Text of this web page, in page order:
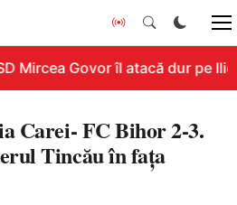
Mircea Govor îl atacă dur pe
Carei- FC Bihor 2-3.
Tincău în fața